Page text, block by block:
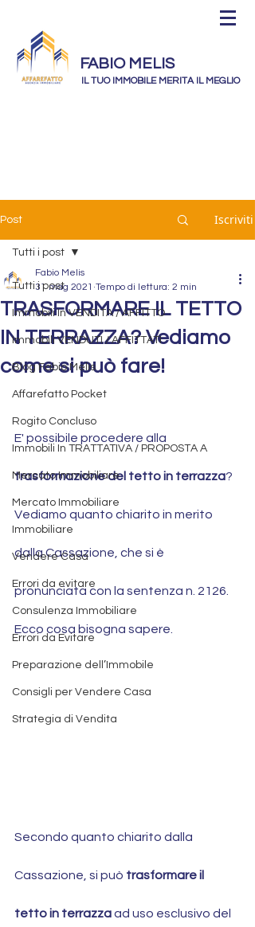
FABIO MELIS
IL TUO IMMOBILE MERITA IL MEGLIO
Post Iscriviti
Tutti i post
Immobili In VENDITA / AFFITTO
Immobili VENDUTI / AFFITTATI
Blog Fabio Melis
Affarefatto Pocket
Rogito Concluso
Immobili In TRATTATIVA / PROPOSTA A
Mercato Immobiliare
Mercato Immobiliare
Immobiliare
Vendere Casa
Errori da evitare
Consulenza Immobiliare
Errori da Evitare
Preparazione dell’Immobile
Consigli per Vendere Casa
Strategia di Vendita
Tutti i post
TRASFORMARE IL TETTO
IN TERRAZZA? Vediamo
come si può fare!
Fabio Melis
31 mag 2021 Tempo di lettura: 2 min
E' possibile procedere alla
trasformazione del tetto in terrazza?
Vediamo quanto chiarito in merito
dalla Cassazione, che si è
pronunciata con la sentenza n. 2126.
Ecco cosa bisogna sapere.
Secondo quanto chiarito dalla
Cassazione, si può trasformare il
tetto in terrazza ad uso esclusivo del